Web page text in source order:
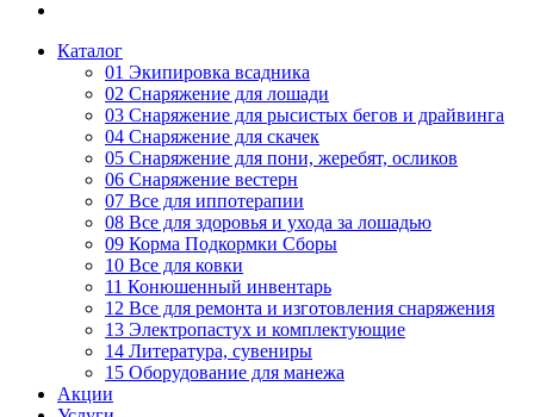
Каталог
01 Экипировка всадника
02 Снаряжение для лошади
03 Снаряжение для рысистых бегов и драйвинга
04 Снаряжение для скачек
05 Снаряжение для пони, жеребят, осликов
06 Снаряжение вестерн
07 Все для иппотерапии
08 Все для здоровья и ухода за лошадью
09 Корма Подкормки Сборы
10 Все для ковки
11 Конюшенный инвентарь
12 Все для ремонта и изготовления снаряжения
13 Электропастух и комплектующие
14 Литература, сувениры
15 Оборудование для манежа
Акции